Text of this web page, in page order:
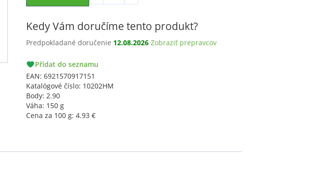
gel
krásy“,
Kedy Vám doručíme tento produkt?
Predpokladané doručenie 12.08.2026 Zobraziť prepravcov
GLSPřidat do seznamu
EAN:6921570917151
Katalógové číslo: 10202HM
Body: 2.90
Váha: 150 g
Cena za 100 g:4.93€